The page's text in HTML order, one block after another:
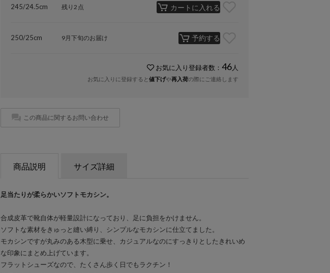
245/24.5cm 残り2点 カートに入れる
250/25cm 9月下旬のお届け 予約する
お気に入り登録者数： 46 人
お気に入りに登録すると値下げや再入荷の際にご連絡します
この商品に関するお問い合わせ
商品説明 サイズ詳細
足当たりが柔らかいソフトモカシン。
合成皮革で靴自体が軽量設計になっており、足に負担をかけません。
ソフトな素材をきゅっと縫い縛り、シンプルなモカシンに仕立てました。
モカシンですが丸みのある木型に乗せ、カジュアルなのにすっきりとしたきれいめ
な印象にまとめ上げています。
フラットシューズなので、たくさん歩く日でもラクチン！